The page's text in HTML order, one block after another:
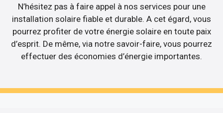
N’hésitez pas à faire appel à nos services pour une
installation solaire fiable et durable. A cet égard, vous
pourrez profiter de votre énergie solaire en toute paix
d’esprit. De même, via notre savoir-faire, vous pourrez
effectuer des économies d’énergie importantes.